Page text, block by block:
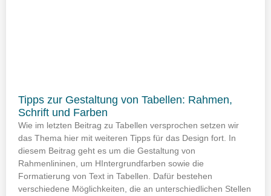
Tipps zur Gestaltung von Tabellen: Rahmen,
Schrift und Farben
Wie im letzten Beitrag zu Tabellen versprochen setzen wir
das Thema hier mit weiteren Tipps für das Design fort. In
diesem Beitrag geht es um die Gestaltung von
Rahmenlininen, um HIntergrundfarben sowie die
Formatierung von Text in Tabellen. Dafür bestehen
verschiedene Möglichkeiten, die an unterschiedlichen Stellen